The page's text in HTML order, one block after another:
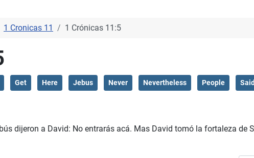
1 Cronicas 11 1 Crónicas 11:5
Get Here Jebus Never Nevertheless People Said
dijeron a David: No entrarás acá. Mas David tomó la fortaleza de